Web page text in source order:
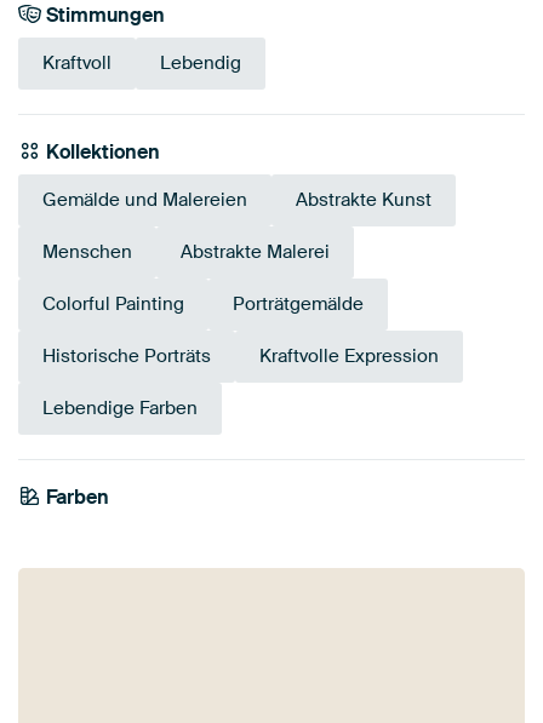
Stimmungen
Kraftvoll Lebendig
Kollektionen
Gemälde und Malereien Abstrakte Kunst
Menschen Abstrakte Malerei
Colorful Painting Porträtgemälde
Historische Porträts Kraftvolle Expression
Lebendige Farben
Farben
Mauve
Blau
Bordeaux